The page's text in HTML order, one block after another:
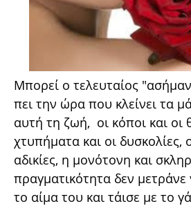
Μπορεί ο τελευταίος
πει την ώρα που κλείνει τα
αυτή τη ζωή, οι κόποι και οι
χτυπήματα και οι δυσκολίες,
αδικίες, η μονότονη και
πραγματικότητα δεν μετράνε
το αίμα του και τάισε με το